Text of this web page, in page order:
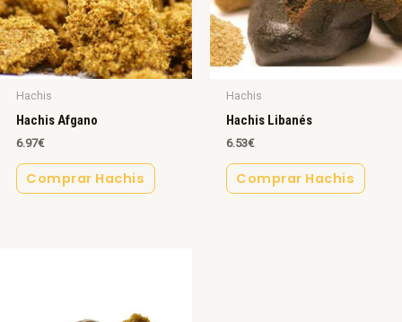
Hachis
Hachis Afgano
6.97€
Comprar Hachis
Hachis
Hachis Libanés
6.53€
Comprar Hachis